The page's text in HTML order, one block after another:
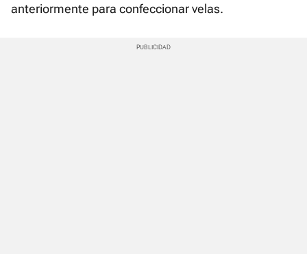
anteriormente para confeccionar velas.